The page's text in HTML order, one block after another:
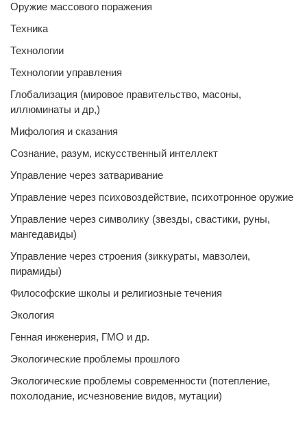
Оружие массового поражения
Техника
Технологии
Технологии управления
Глобализация (мировое правительство, масоны,
иллюминаты и др,)
Мифология и сказания
Сознание, разум, искусственный интеллект
Управление через затваривание
Управление через психовоздействие, психотронное оружие
Управление через символику (звезды, свастики, руны,
мангедавиды)
Управление через строения (зиккураты, мавзолеи,
пирамиды)
Философские школы и религиозные течения
Экология
Генная инженерия, ГМО и др.
Экологические проблемы прошлого
Экологические проблемы современности (потепление,
похолодание, исчезновение видов, мутации)